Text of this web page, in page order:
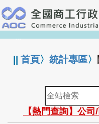
跳
到
主
要
:::
||首頁〉統計專區〉
全
站
檢
【熱門查詢】公